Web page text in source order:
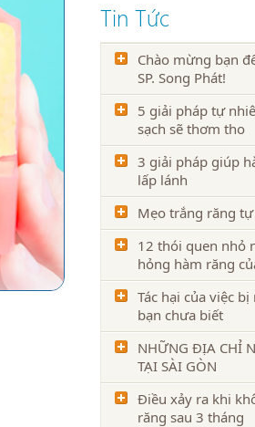
Tin Tức
Chào mừng bạn
SP. Song Phát!
5 giải pháp tự
sạch sẽ thơm tho
3 giải pháp giúp
lấp lánh
Mẹo trắng răng
12 thói quen nhỏ
hỏng hàm răng
Tác hại của việc
bạn chưa biết
NHỮNG ĐỊA CHỈ
TẠI SÀI GÒN
Điều xảy ra khi
răng sau 3 tháng